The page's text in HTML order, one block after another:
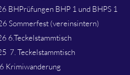
BHPrüfungen BHP 1 und BHPS 1
Sommerfest (vereinsintern)
6.Teckelstammtisch
7. Teckelstammtisch
Krimiwanderung